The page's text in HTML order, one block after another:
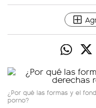
¿Por qué las formas y el
porno?